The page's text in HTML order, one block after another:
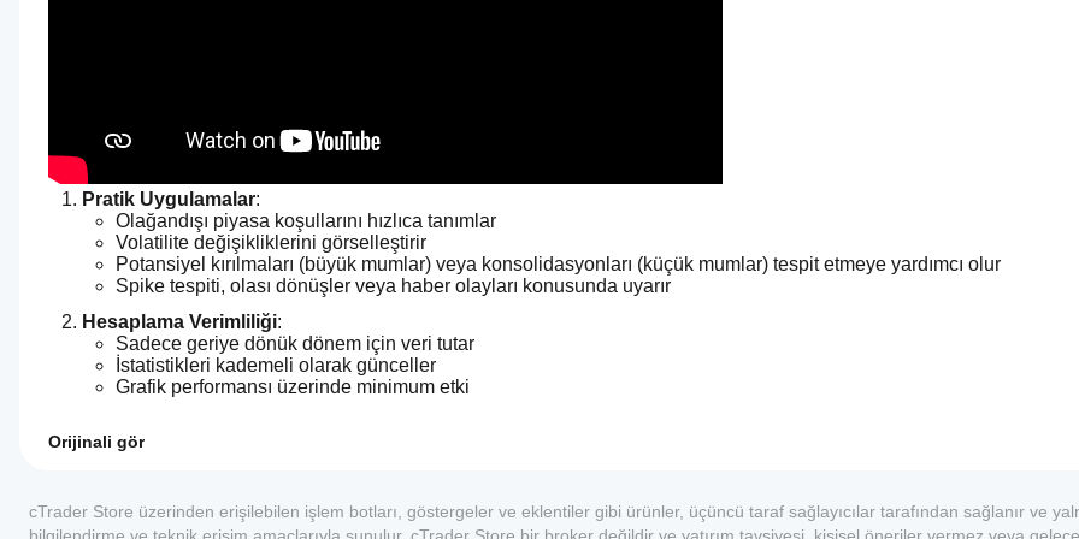
Pratik Uygulamalar:
Olağandışı piyasa koşullarını hızlıca tanımlar
Volatilite değişikliklerini görselleştirir
Potansiyel kırılmaları (büyük mumlar) veya konsolidasyonları (küçük mumlar) tespit etmeye yardımcı olur
Spike tespiti, olası dönüşler veya haber olayları konusunda uyarır
Hesaplama Verimliliği:
Sadece geriye dönük dönem için veri tutar
İstatistikleri kademeli olarak günceller
Grafik performansı üzerinde minimum etki
Orijinali gör
nasıl
cTrader Store üzerinden erişilebilen işlem botları, göstergeler ve eklentiler gibi ürünler, üçüncü taraf sağlayıcılar tarafından sağlanır ve